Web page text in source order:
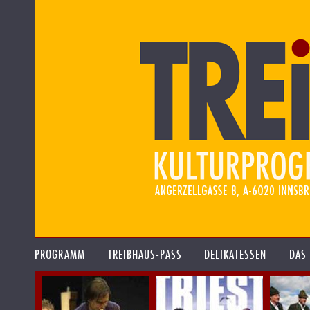
PROGRAMM TREIBHAUS-PASS DELIKATESSEN